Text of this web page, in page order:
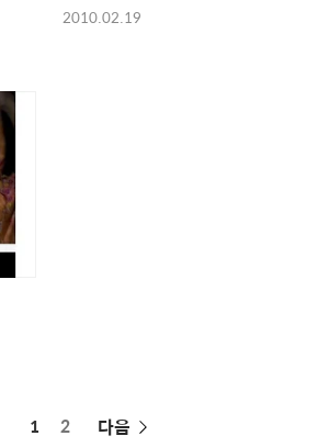
2010.02.19
페
1 2 다음